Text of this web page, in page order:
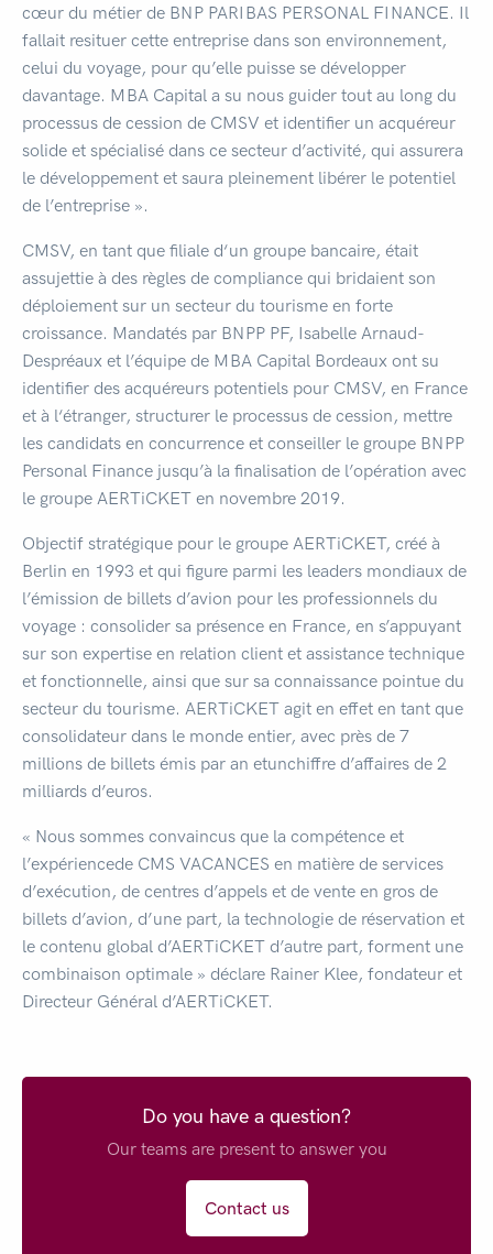
cœur du métier de BNP PARIBAS PERSONAL FINANCE. Il
fallait resituer cette entreprise dans son environnement,
celui du voyage, pour qu’elle puisse se développer
davantage. MBA Capital a su nous guider tout au long du
processus de cession de CMSV et identifier un acquéreur
solide et spécialisé dans ce secteur d’activité, qui assurera
le développement et saura pleinement libérer le potentiel
de l’entreprise ».
CMSV, en tant que filiale d‘un groupe bancaire, était
assujettie à des règles de compliance qui bridaient son
déploiement sur un secteur du tourisme en forte
croissance. Mandatés par BNPP PF, Isabelle Arnaud-
Despréaux et l’équipe de MBA Capital Bordeaux ont su
identifier des acquéreurs potentiels pour CMSV, en France
et à l‘étranger, structurer le processus de cession, mettre
les candidats en concurrence et conseiller le groupe BNPP
Personal Finance jusqu’à la finalisation de l’opération avec
le groupe AERTiCKET en novembre 2019.
Objectif stratégique pour le groupe AERTiCKET, créé à
Berlin en 1993 et qui figure parmi les leaders mondiaux de
l’émission de billets d’avion pour les professionnels du
voyage : consolider sa présence en France, en s’appuyant
sur son expertise en relation client et assistance technique
et fonctionnelle, ainsi que sur sa connaissance pointue du
secteur du tourisme. AERTiCKET agit en effet en tant que
consolidateur dans le monde entier, avec près de 7
millions de billets émis par an etunchiffre d’affaires de 2
milliards d’euros.
« Nous sommes convaincus que la compétence et
l’expériencede CMS VACANCES en matière de services
d’exécution, de centres d’appels et de vente en gros de
billets d’avion, d’une part, la technologie de réservation et
le contenu global d’AERTiCKET d’autre part, forment une
combinaison optimale » déclare Rainer Klee, fondateur et
Directeur Général d’AERTiCKET.
Do you have a question?
Our teams are present to answer you
Contact us